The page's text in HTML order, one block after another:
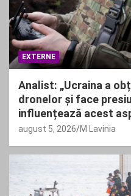
EXTERNE
Analist: „Ucraina a
dronelor și face
influențează acest
august 5, 2026 M Lavinia